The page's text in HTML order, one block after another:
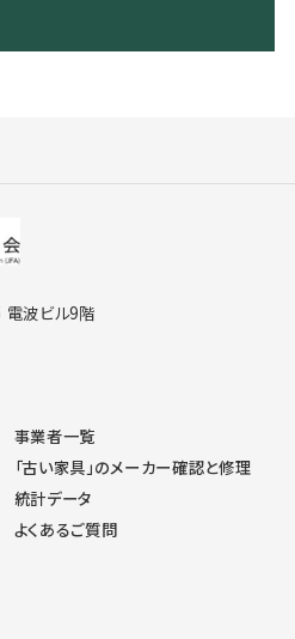
波ビル9階
事業者一覧
「古い家具」のメーカー確認と修理
統計データ
よくあるご質問